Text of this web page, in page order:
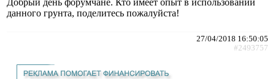
данного грунта, поделитесь пожалуйста!
27/04/2018 16:50:05
#2493757